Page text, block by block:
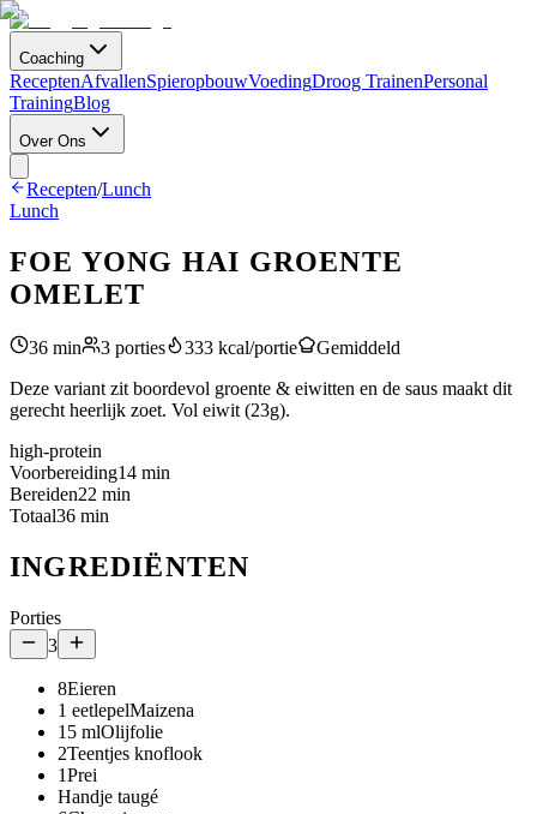
Coaching
ReceptenAfvallenSpieropbouwVoedingDroog TrainenPersonal
TrainingBlog
Over Ons
Recepten/Lunch
Lunch
FOE YONG HAI GROENTE
OMELET
36 min 3 porties 333 kcal/portie
Gemiddeld
Deze variant zit boordevol groente & eiwitten en de saus maakt dit
gerecht heerlijk zoet. Vol eiwit (23g).
high-protein
Voorbereiding14 min
Bereiden22 min
Totaal36 min
INGREDIËNTEN
Porties
3
8Eieren
1 eetlepelMaizena
15 mlOlijfolie
2Teentjes knoflook
1Prei
Handje taugé